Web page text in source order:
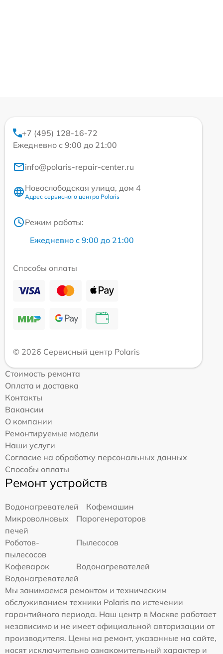
+7 (495) 128-16-72
Ежедневно с 9:00 до 21:00
info@polaris-repair-center.ru
Новослободская улица, дом 4
Адрес сервисного центра Polaris
Режим работы:
Ежедневно с 9:00 до 21:00
Способы оплаты
© 2026 Сервисный центр Polaris
Стоимость ремонта
Оплата и доставка
Контакты
Вакансии
О компании
Ремонтируемые модели
Наши услуги
Согласие на обработку персональных данных
Способы оплаты
Ремонт устройств
Водонагревателей
Кофемашин
Микроволновых
печей
Парогенераторов
Роботов-
пылесосов
Пылесосов
Кофеварок
Водонагревателей
Водонагревателей
Мы занимаемся ремонтом и техническим
обслуживанием техники Polaris по истечении
гарантийного периода. Наш центр в Москве работает
независимо и не имеет официальной авторизации от
производителя. Цены на ремонт, указанные на сайте,
носят исключительно ознакомительный характер и